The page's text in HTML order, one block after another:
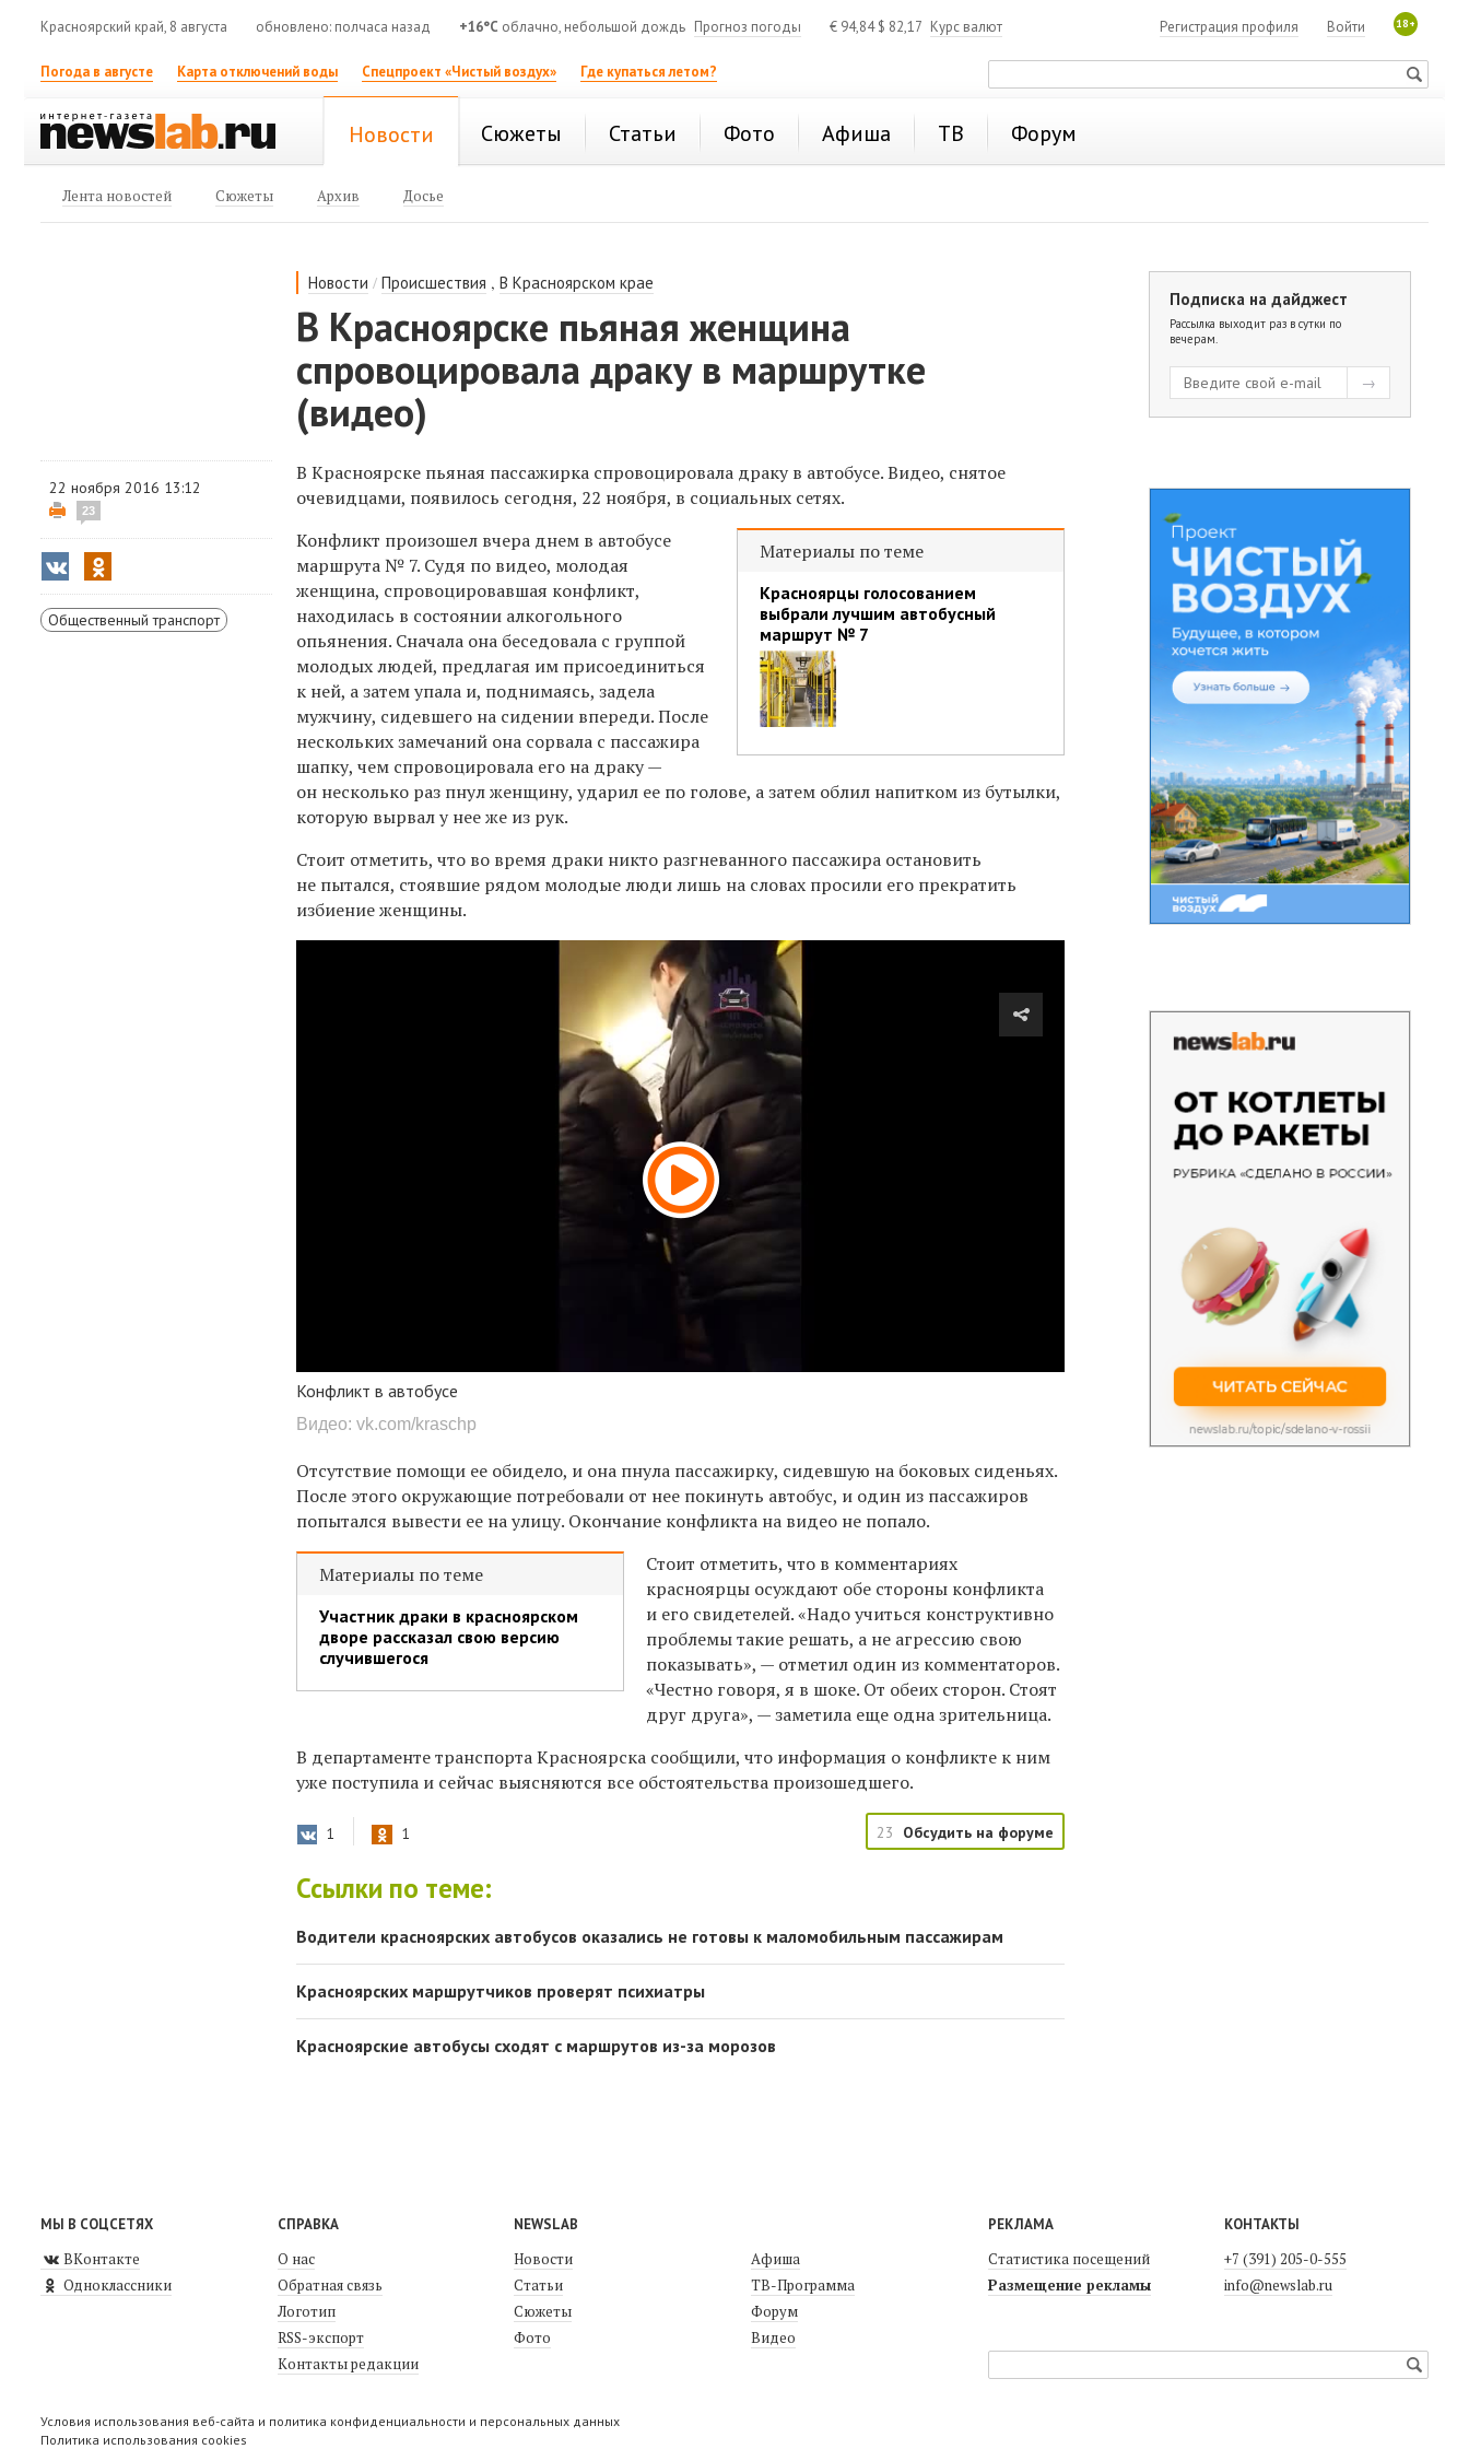
Красноярский край, 8 августа обновлено: полчаса назад +16°C облачно, небольшой дождь Прогноз погоды € 94,84$ 82,17 Курс валют 18+
Войти
Регистрация профиля
Погода в августе Карта отключений воды Спецпроект «Чистый воздух» Где купаться летом?
Новости Сюжеты Статьи Фото Афиша ТВ Форум
Лента новостей Сюжеты Архив Досье
Новости /Происшествия ,В Красноярском крае
В Красноярске пьяная женщина
спровоцировала драку в маршрутке
(видео)
22 ноября 2016 13:12
23
Общественный транспорт
В Красноярске пьяная пассажирка спровоцировала драку в автобусе. Видео, снятое
очевидцами, появилось сегодня, 22 ноября, в социальных сетях.
Материалы по теме
Красноярцы голосованием
выбрали лучшим автобусный
маршрут № 7
Конфликт произошел вчера днем в автобусе
маршрута № 7. Судя по видео, молодая
женщина, спровоцировавшая конфликт,
находилась в состоянии алкогольного
опьянения. Сначала она беседовала с группой
молодых людей, предлагая им присоединиться
к ней, а затем упала и, поднимаясь, задела
мужчину, сидевшего на сидении впереди. После
нескольких замечаний она сорвала с пассажира
шапку, чем спровоцировала его на драку —
он несколько раз пнул женщину, ударил ее по голове, а затем облил напитком из бутылки,
которую вырвал у нее же из рук.
Стоит отметить, что во время драки никто разгневанного пассажира остановить
не пытался, стоявшие рядом молодые люди лишь на словах просили его прекратить
избиение женщины.
Конфликт в автобусе
Видео: vk.com/kraschp
Отсутствие помощи ее обидело, и она пнула пассажирку, сидевшую на боковых сиденьях.
После этого окружающие потребовали от нее покинуть автобус, и один из пассажиров
попытался вывести ее на улицу. Окончание конфликта на видео не попало.
Материалы по теме
Участник драки в красноярском
дворе рассказал свою версию
случившегося
Стоит отметить, что в комментариях
красноярцы осуждают обе стороны конфликта
и его свидетелей. «Надо учиться конструктивно
проблемы такие решать, а не агрессию свою
показывать», — отметил один из комментаторов.
«Честно говоря, я в шоке. От обеих сторон. Стоят
друг друга», — заметила еще одна зрительница.
В департаменте транспорта Красноярска сообщили, что информация о конфликте к ним
уже поступила и сейчас выясняются все обстоятельства произошедшего.
1 1 23 Обсудить на форуме
Ссылки по теме:
Водители красноярских автобусов оказались не готовы к маломобильным пассажирам
Красноярских маршрутчиков проверят психиатры
Красноярские автобусы сходят с маршрутов из-за морозов
Подписка на дайджест
Рассылка выходит раз в сутки по
вечерам.
МЫ В СОЦСЕТЯХ
ВКонтакте
Одноклассники
СПРАВКА
О нас
Обратная связь
Логотип
RSS-экспорт
Контакты редакции
NEWSLAB
Новости
Статьи
Сюжеты
Фото
Афиша
ТВ-Программа
Форум
Видео
РЕКЛАМА
Статистика посещений
Размещение рекламы
КОНТАКТЫ
+7 (391) 205-0-555
info@newslab.ru
Условия использования веб-сайта и политика конфиденциальности и персональных данных
Политика использования cookies